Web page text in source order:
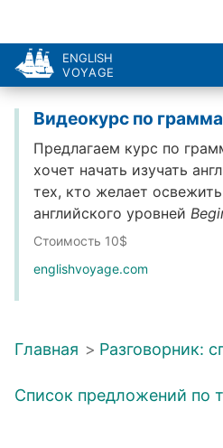
ENGLISH
VOYAGE
Видеокурс по
Предлагаем курс по
хочет начать изучать
тех, кто желает
английского уровней
Стоимость 10$
englishvoyage.com
Главная > Разговорник:
Список предложений по